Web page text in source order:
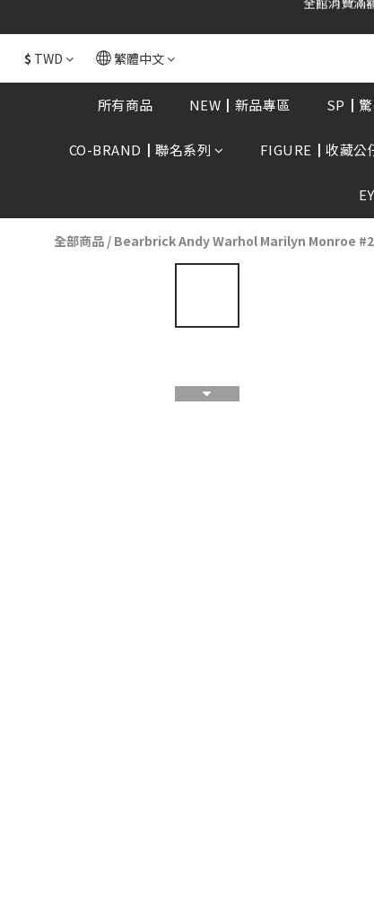
$ TWD 繁體中文
所有商品 NEW┃新品專區 SP┃驚
CO-BRAND┃聯名系列 FIGURE┃收藏公
全部商品 / Bearbrick Andy Warhol Marilyn Monroe #2